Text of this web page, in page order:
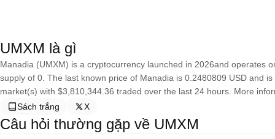
UMXM là gì
Manadia (UMXM) is a cryptocurrency launched in 2026and operates
supply of 0. The last known price of Manadia is 0.2480809 USD and
market(s) with $3,810,344.36 traded over the last 24 hours. More
Sách trắng
X
Câu hỏi thường gặp về UMXM